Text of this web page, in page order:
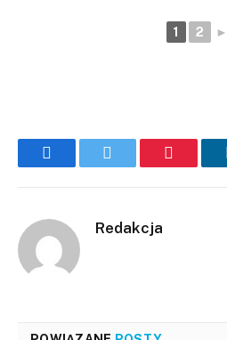
1 2 ►
FacebookTwitter Pinterest
Redakcja